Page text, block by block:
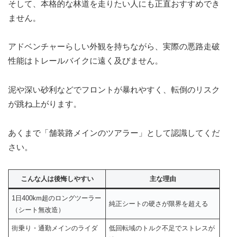
そして、本格的な林道を走りたい人にも正直おすすめでき
ません。
アドベンチャーらしい外観を持ちながら、実際の悪路走破
性能はトレールバイクに遠く及びません。
泥や深い砂利などでフロントが暴れやすく、転倒のリスク
が跳ね上がります。
あくまで「舗装路メインのツアラー」として認識してくだ
さい。
こんな人は後悔しやすい 主な理由
1日400km超のロングツーラー
（シート無改造）
純正シートの硬さが限界を超える
街乗り・通勤メインのライダ
低回転域のトルク不足でストレスが